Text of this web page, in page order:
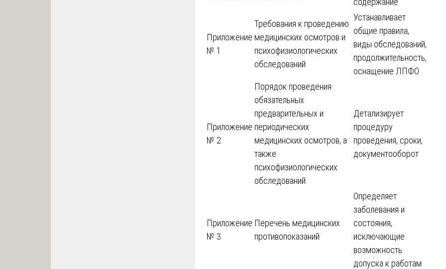
Приложение
№ 1
Требования к проведению
медицинских осмотров и
психофизиологических
обследований
Устанавливает
общие правила,
виды обследований,
продолжительность,
оснащение ЛПФО
Приложение
№ 2
Порядок проведения
обязательных
предварительных и
периодических
медицинских осмотров, а
также
психофизиологических
обследований
Детализирует
процедуру
проведения, сроки,
документооборот
Приложение
№ 3
Перечень медицинских
противопоказаний
Определяет
заболевания и
состояния,
исключающие
возможность
допуска к работам